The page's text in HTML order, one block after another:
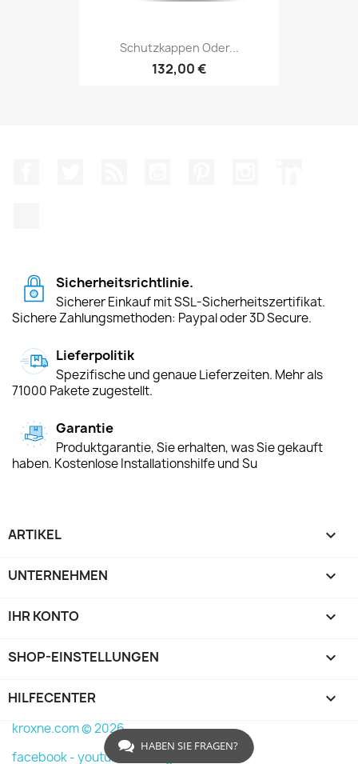
Schutzkappen Oder...
132,00 €
Sicherheitsrichtlinie.
Sicherer Einkauf mit SSL-Sicherheitszertifikat.
Sichere Zahlungsmethoden: Paypal oder 3D Secure.
Lieferpolitik
Spezifische und genaue Lieferzeiten. Mehr als
71000 Pakete zugestellt.
Garantie
Produktgarantie, Sie erhalten, was Sie gekauft
haben. Kostenlose Installationshilfe und Su
ARTIKEL 
UNTERNEHMEN 
IHR KONTO 
SHOP-EINSTELLUNGEN keyboard_arrow_down
HILFECENTER 
kroxne.com © 2026
facebook -youtube -
HABEN SIE FRAGEN?